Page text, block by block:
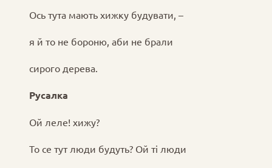
Ось тута мають хижку будувати, –
я й то не бороню, аби не брали
сирого дерева.
Русалка
Ой леле! хижу?
То се тут люди будуть? Ой ті люди